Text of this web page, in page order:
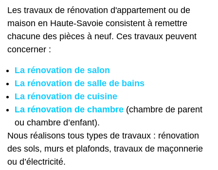
Les travaux de rénovation d'appartement ou de
maison en Haute-Savoie consistent à remettre
chacune des pièces à neuf. Ces travaux peuvent
concerner :
La rénovation de salon
La rénovation de salle de bains
La rénovation de cuisine
La rénovation de chambre (chambre de parent
ou chambre d’enfant).
Nous réalisons tous types de travaux : rénovation
des sols, murs et plafonds, travaux de maçonnerie
ou d’électricité.